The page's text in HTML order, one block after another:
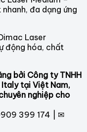
đa dạng ứng
Laser
động hóa, chất
bởi Công ty TNHH
Italy tại Việt Nam,
nghiệp cho
399 174 | ✉